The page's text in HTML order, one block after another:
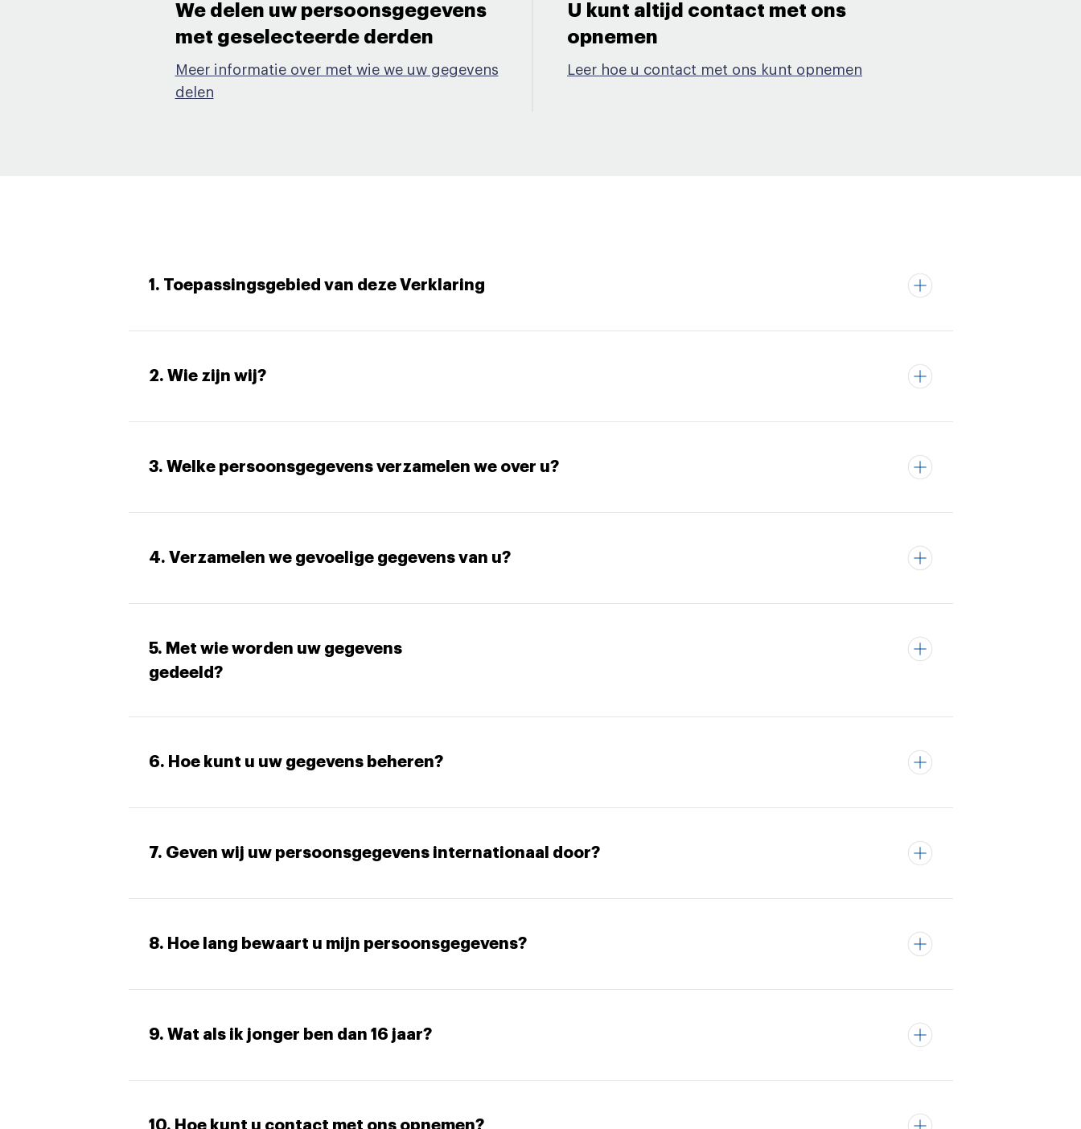
We delen uw persoonsgegevens
met geselecteerde derden​
Meer informatie over met wie we uw gegevens
delen
U kunt altijd contact met ons
opnemen​
Leer hoe u contact met ons kunt opnemen
1. Toepassingsgebied van deze Verklaring
2. Wie zijn wij?
3. Welke persoonsgegevens verzamelen we over u?
4. Verzamelen we gevoelige gegevens van u?
5. Met wie worden uw gegevens
gedeeld?
6. Hoe kunt u uw gegevens beheren?
7. Geven wij uw persoonsgegevens internationaal door?
8. Hoe lang bewaart u mijn persoonsgegevens?
9. Wat als ik jonger ben dan 16 jaar?
10. Hoe kunt u contact met ons opnemen?